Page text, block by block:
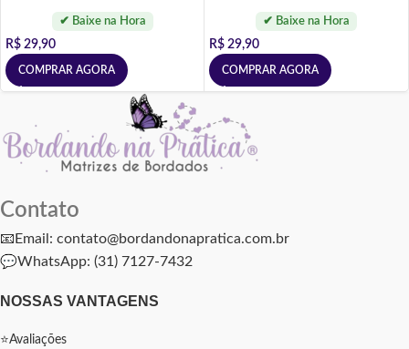
R$ 29,90
COMPRAR AGORA
R$ 29,90
COMPRAR AGORA
Contato
📧Email: contato@bordandonapratica.com.br
💬WhatsApp: (31) 7127-7432
NOSSAS VANTAGENS
⭐Avaliações